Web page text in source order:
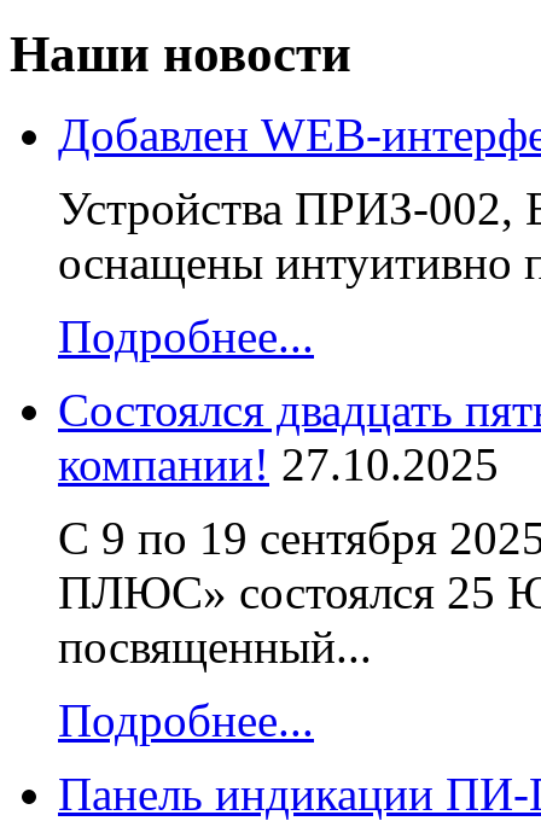
Наши новости
Добавлен WEB-
Устройства ПРИЗ-002,
оснащены интуитивно
Подробнее...
Состоялся двадцать
компании! 27.10.2025
С 9 по 19 сентября
ПЛЮС» состоялся
посвященный...
Подробнее...
Панель индикации